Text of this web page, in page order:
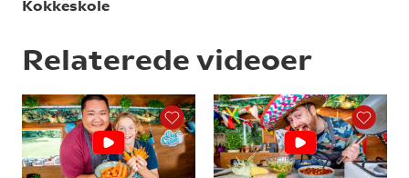
Kokkeskole
Relaterede videoer